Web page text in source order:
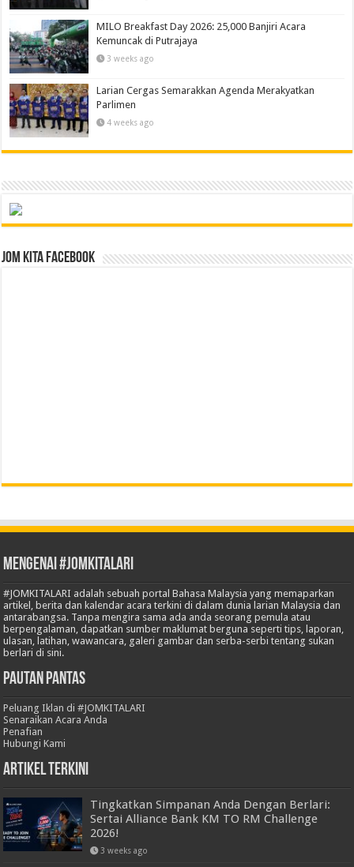
MILO Breakfast Day 2026: 25,000 Banjiri Acara
Kemuncak di Putrajaya
3 weeks ago
Larian Cergas Semarakkan Agenda Merakyatkan
Parlimen
4 weeks ago
Jom Kita Facebook
Mengenai #JOMKITALARI
#JOMKITALARI adalah sebuah portal Bahasa Malaysia yang memaparkan
artikel, berita dan kalendar acara terkini di dalam dunia larian Malaysia dan
antarabangsa. Tanpa mengira sama ada anda seorang pemula atau
berpengalaman, dapatkan sumber maklumat berguna seperti tips, laporan,
ulasan, latihan, wawancara, galeri gambar dan serba-serbi tentang sukan
berlari di sini.
Pautan Pantas
Peluang Iklan di #JOMKITALARI
Senaraikan Acara Anda
Penafian
Hubungi Kami
Artikel Terkini
Tingkatkan Simpanan Anda Dengan Berlari:
Sertai Alliance Bank KM TO RM Challenge
2026!
3 weeks ago